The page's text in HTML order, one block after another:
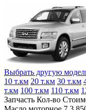
Выбрать другую
10 т.км 20 т.км 30 т.км
т.км 100 т.км 110 т.км
Запчасть Кол-во